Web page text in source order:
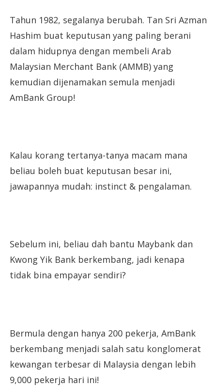
Tahun 1982, segalanya berubah. Tan Sri Azman
Hashim buat keputusan yang paling berani
dalam hidupnya dengan membeli Arab
Malaysian Merchant Bank (AMMB) yang
kemudian dijenamakan semula menjadi
AmBank Group!
Kalau korang tertanya-tanya macam mana
beliau boleh buat keputusan besar ini,
jawapannya mudah: instinct & pengalaman.
Sebelum ini, beliau dah bantu Maybank dan
Kwong Yik Bank berkembang, jadi kenapa
tidak bina empayar sendiri?
Bermula dengan hanya 200 pekerja, AmBank
berkembang menjadi salah satu konglomerat
kewangan terbesar di Malaysia dengan lebih
9,000 pekerja hari ini!